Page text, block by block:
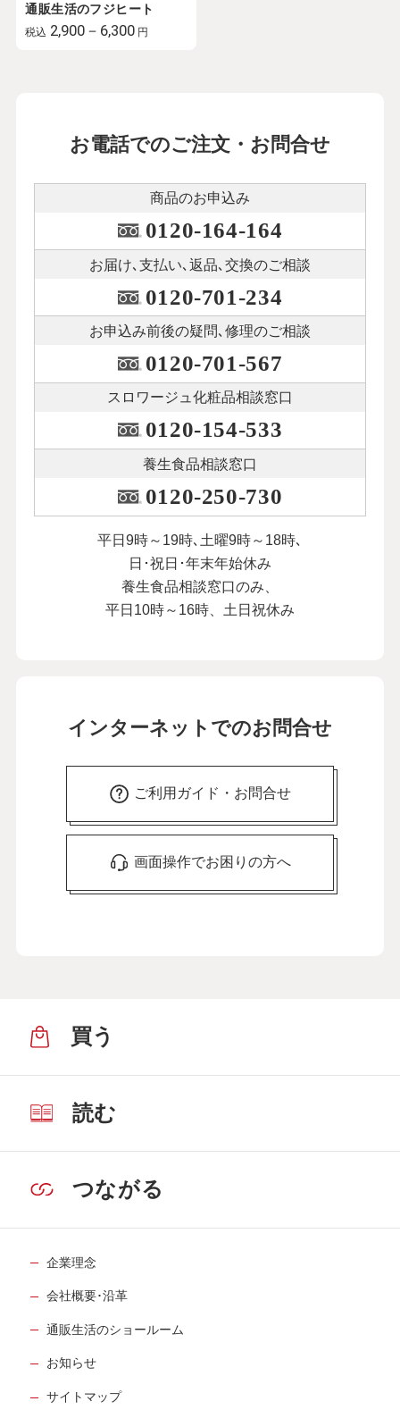
通販生活のフジヒート
税込 2,900－6,300 円
お電話でのご注文・お問合せ
商品のお申込み
0120-164-164
お届け､支払い､ 返品､交換のご相談
0120-701-234
お申込み前後の疑問､修理のご相談
0120-701-567
スロワージュ化粧品相談窓口
0120-154-533
養生食品相談窓口
0120-250-730
平日9時～19時､土曜9時～18時､
日･祝日･年末年始休み
養生食品相談窓口のみ、
平日10時～16時、土日祝休み
インターネットでのお問合せ
ご利用ガイド・お問合せ
画面操作でお困りの方へ
買う
読む
つながる
企業理念
会社概要･沿革
通販生活のショールーム
お知らせ
サイトマップ